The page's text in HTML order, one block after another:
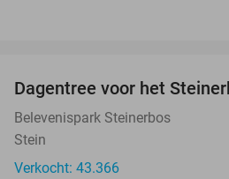
Dagentree voor het
Belevenispark Steinerbos
Stein
Verkocht: 43.366